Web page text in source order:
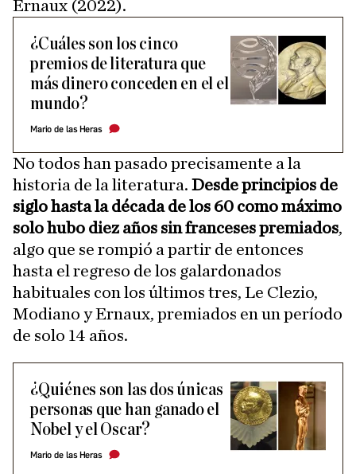
Ernaux (2022).
¿Cuáles son los cinco
premios de literatura que
más dinero conceden en el el
mundo?
Mario de las Heras
No todos han pasado precisamente a la
historia de la literatura. Desde principios de
siglo hasta la década de los 60 como máximo
solo hubo diez años sin franceses premiados,
algo que se rompió a partir de entonces
hasta el regreso de los galardonados
habituales con los últimos tres, Le Clezio,
Modiano y Ernaux, premiados en un período
de solo 14 años.
¿Quiénes son las dos únicas
personas que han ganado el
Nobel y el Oscar?
Mario de las Heras